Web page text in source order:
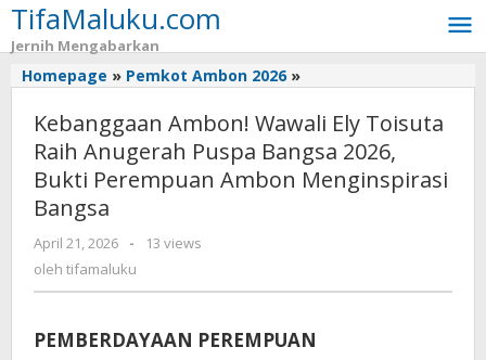
Lewati
ke
konten
TifaMaluku.com
Jernih Mengabarkan
Homepage » Pemkot Ambon 2026 »
Wawali
Ely
Toisuta
Raih
Ambon
Kebanggaan Ambon! Wawali Ely Toisuta
Raih Anugerah Puspa Bangsa 2026,
Bukti Perempuan Ambon Menginspirasi
Bangsa
April 21, 2026
oleh
tifamaluku
-
13 views
oleh tifamaluku
PEMBERDAYAAN PEREMPUAN